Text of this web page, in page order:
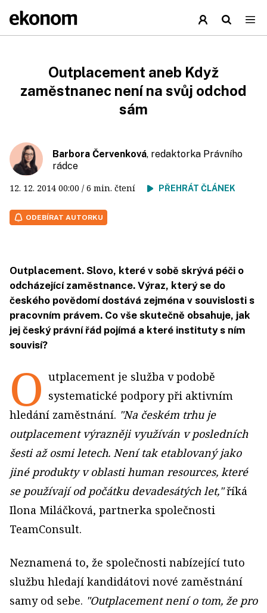
Outplacement aneb Když
zaměstnanec není na svůj odchod
sám
Barbora Červenková, redaktorka Právního
rádce
12. 12. 2014 00:00 / 6 min. čtení PŘEHRÁT ČLÁNEK
ODEBÍRAT AUTORKU
Outplacement. Slovo, které v sobě skrývá péči o
odcházející zaměstnance. Výraz, který se do
českého povědomí dostává zejména v souvislosti s
pracovním právem. Co vše skutečně obsahuje, jak
jej český právní řád pojímá a které instituty s ním
souvisí?
O utplacement je služba v podobě
systematické podpory při aktivním
hledání zaměstnání. "Na českém trhu je
outplacement výrazněji využíván v posledních
šesti až osmi letech. Není tak etablovaný jako
jiné produkty v oblasti human resources, které
se používají od počátku devadesátých let,"říká
Ilona Miláčková, partnerka společnosti
TeamConsult.
Neznamená to, že společnosti nabízející tuto
službu hledají kandidátovi nové zaměstnání
samy od sebe. "Outplacement není o tom, že pro